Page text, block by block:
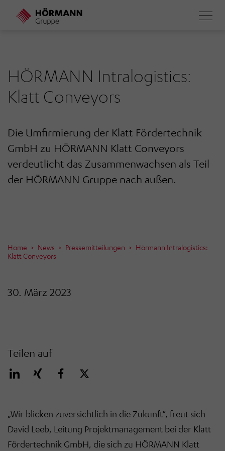
Direkt
HÖRMANN Intralogistics:
Klatt Conveyors
Die Umfirmierung der Klatt Fördertechnik
GmbH zu HÖRMANN Klatt Conveyors
verdeutlicht das Zusammenwachsen als Teil
der HÖRMANN Gruppe nach außen.
Home News Pressemitteilungen
Hörmann Intralogistics:
Klatt Conveyors
30. März 2023
Teilen auf
„Wir blicken zuversichtlich in die Zukunft“, freut sich
David Leeb, Leitung Projektmanagement bei der Klatt
Fördertechnik GmbH, die sich zu HÖRMANN Klatt